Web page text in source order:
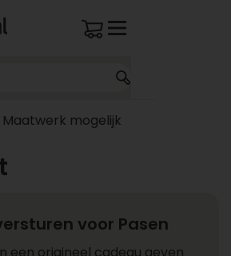
Maatwerk mogelijk
voor Pasen